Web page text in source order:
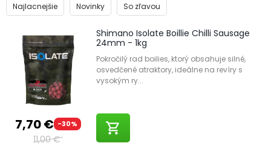
Najlacnejšie Novinky So zľavou
7,70 € -30%
11,00 €
Shimano Isolate Boillie Chilli Sausage
24mm - 1kg
Pokročilý rad boilies, ktorý obsahuje silné,
osvedčené atraktory, ideálne na revíry s
vysokým ry...
shopping_cart